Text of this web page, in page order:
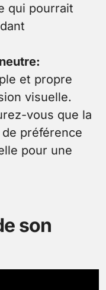
qui pourrait
et propre
visuelle.
vous que la
préférence
pour une
son